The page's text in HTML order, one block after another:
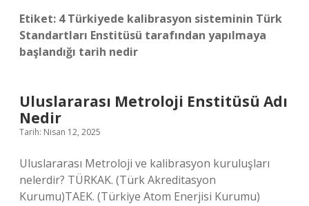
Etiket: 4 Türkiyede kalibrasyon sisteminin Türk
Standartları Enstitüsü tarafından yapılmaya
başlandığı tarih nedir
Uluslararası Metroloji Enstitüsü Adı
Nedir
Tarih: Nisan 12, 2025
Uluslararası Metroloji ve kalibrasyon kuruluşları
nelerdir? TÜRKAK. (Türk Akreditasyon
Kurumu)TAEK. (Türkiye Atom Enerjisi Kurumu)